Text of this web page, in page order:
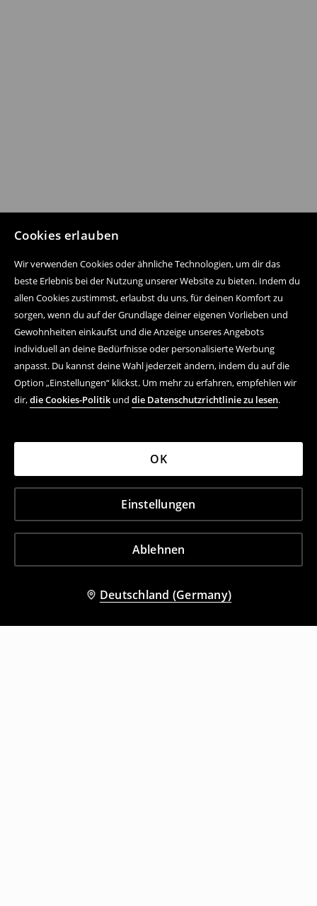
Cookies erlauben
Wir verwenden Cookies oder ähnliche Technologien, um dir das
beste Erlebnis bei der Nutzung unserer Website zu bieten. Indem du
allen Cookies zustimmst, erlaubst du uns, für deinen Komfort zu
sorgen, wenn du auf der Grundlage deiner eigenen Vorlieben und
Gewohnheiten einkaufst und die Anzeige unseres Angebots
individuell an deine Bedürfnisse oder personalisierte Werbung
anpasst. Du kannst deine Wahl jederzeit ändern, indem du auf die
Option „Einstellungen“ klickst. Um mehr zu erfahren, empfehlen wir
dir,die Cookies-Politik und die Datenschutzrichtlinie zu lesen.
Ablehnen
Einstellungen
OK
Deutschland (Germany)